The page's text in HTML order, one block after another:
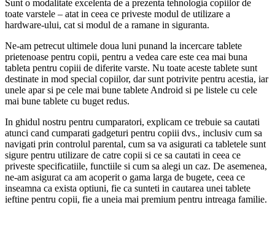
Sunt o modalitate excelenta de a prezenta tehnologia copiilor de
toate varstele – atat in ceea ce priveste modul de utilizare a
hardware-ului, cat si modul de a ramane in siguranta.
Ne-am petrecut ultimele doua luni punand la incercare tablete
prietenoase pentru copii, pentru a vedea care este cea mai buna
tableta pentru copiii de diferite varste. Nu toate aceste tablete sunt
destinate in mod special copiilor, dar sunt potrivite pentru acestia, iar
unele apar si pe cele mai bune tablete Android si pe listele cu cele
mai bune tablete cu buget redus.
In ghidul nostru pentru cumparatori, explicam ce trebuie sa cautati
atunci cand cumparati gadgeturi pentru copiii dvs., inclusiv cum sa
navigati prin controlul parental, cum sa va asigurati ca tabletele sunt
sigure pentru utilizare de catre copii si ce sa cautati in ceea ce
priveste specificatiile, functiile si cum sa alegi un caz. De asemenea,
ne-am asigurat ca am acoperit o gama larga de bugete, ceea ce
inseamna ca exista optiuni, fie ca sunteti in cautarea unei tablete
ieftine pentru copii, fie a uneia mai premium pentru intreaga familie.